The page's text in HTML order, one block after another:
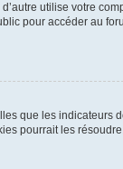
utilise votre
pour accéder au
que les indicateurs
pourrait les